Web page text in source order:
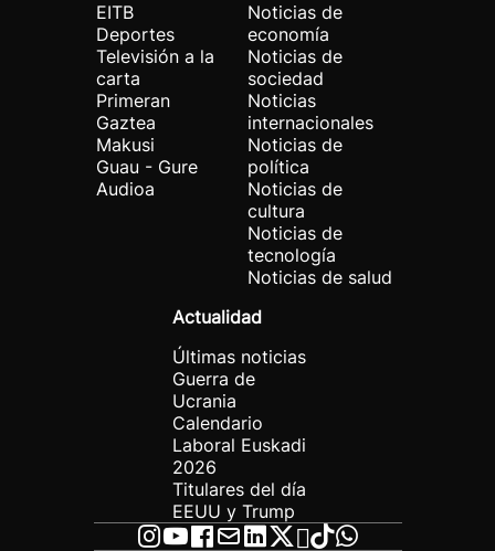
EITB
Deportes
Televisión a la
carta
Primeran
Gaztea
Makusi
Guau - Gure
Audioa
Noticias de
economía
Noticias de
sociedad
Noticias
internacionales
Noticias de
política
Noticias de
cultura
Noticias de
tecnología
Noticias de salud
Actualidad
Últimas noticias
Guerra de
Ucrania
Calendario
Laboral Euskadi
2026
Titulares del día
EEUU y Trump